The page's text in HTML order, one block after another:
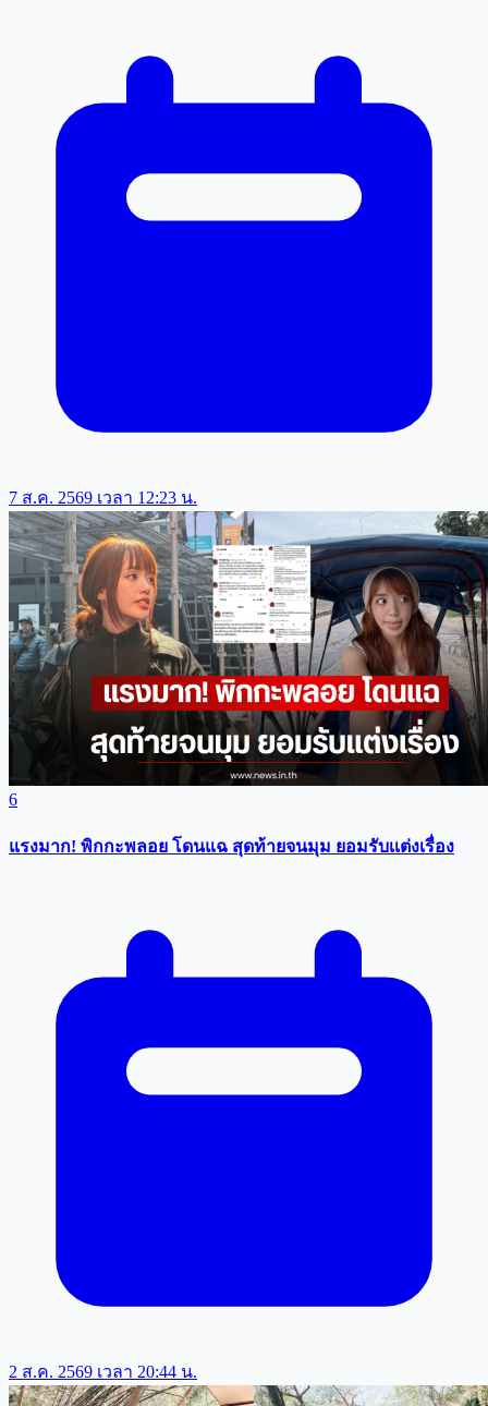
7 ส.ค. 2569 เวลา 12:23 น.
6
แรงมาก! พิกกะพลอย โดนแฉ สุดท้ายจนมุม ยอมรับเเต่งเรื่อง
2 ส.ค. 2569 เวลา 20:44 น.